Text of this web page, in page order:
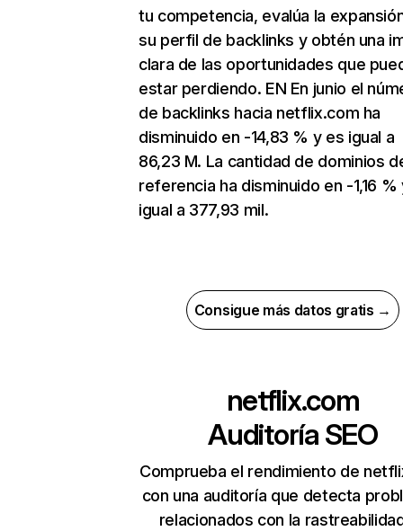
tu competencia, evalúa la
su perfil de backlinks y obtén una
clara de las oportunidades que
estar perdiendo. EN En junio el
de backlinks hacia netflix.com ha
disminuido en -14,83 % y es igual a
86,23 M. La cantidad de dominios
referencia ha disminuido en -1,16 %
igual a 377,93 mil.
Consigue más datos gratis →
netflix.com
Auditoría SEO
Comprueba el rendimiento de
con una auditoría que detecta
relacionados con la